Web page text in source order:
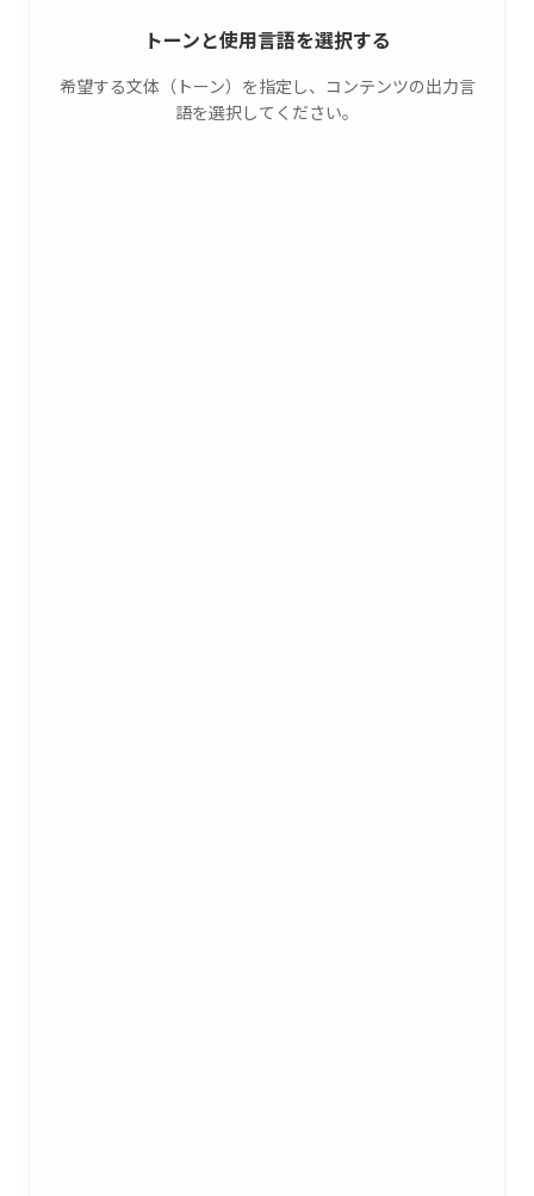
トーンと使用言語を選択する
希望する文体（トーン）を指定し、コンテンツの出力言
語を選択してください。